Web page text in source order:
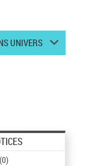
UNIVERS
(0)